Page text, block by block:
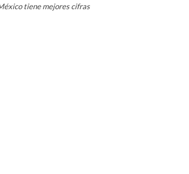
tiene mejores cifras